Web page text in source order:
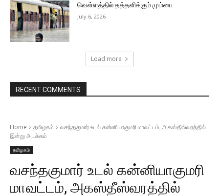
வெள்ளத்தில் தத்தளிக்கும் மும்பை
July 6, 2026
Load more
RECENT COMMENTS